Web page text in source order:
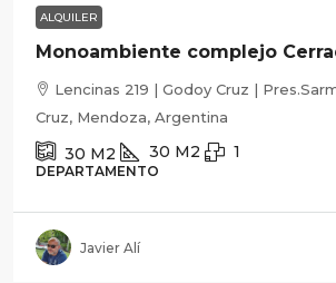
ALQUILER
Monoambiente complejo
Lencinas 219 | Godoy Cruz |
Cruz, Mendoza, Argentina
30 M2 30 M2 1
DEPARTAMENTO
Javier Alí